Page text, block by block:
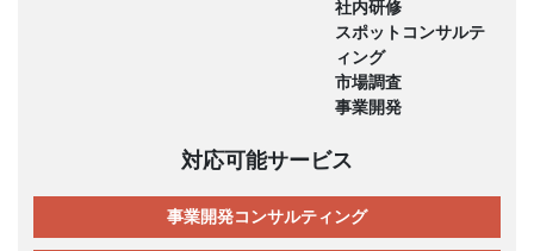
社内研修
スポットコンサルテ
ィング
市場調査
事業開発
対応可能サービス
事業開発コンサルティング